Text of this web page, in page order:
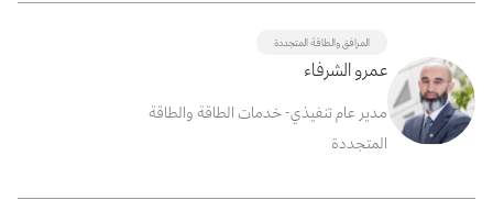
المرافق والطاقة المتجددة
عمرو الشرفاء
مدير عام تنفيذي- خدمات الطاقة والطاقة
المتجددة